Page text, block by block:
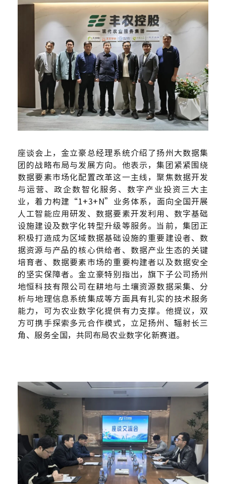
座谈会上，金立豪总经理系统介绍了扬州大数据集
团的战略布局与发展方向。他表示，集团紧紧围绕
数据要素市场化配置改革这一主线，聚焦数据开发
与运营、政企数智化服务、数字产业投资三大主
业，着力构建
“1+3+N”业务体系，面向全国开展
人工智能应用研发、数据要素开发利用、数字基础
设施建设及数字化转型升级等服务。当前，集团正
积极打造成为区域数据基础设施的重要建设者、数
据资源与产品的核心供给者、数据产业生态的关键
培育者、数据要素市场的重要构建者以及数据安全
的坚实保障者。金立豪特别指出，旗下子公司扬州
地恒科技有限公司在耕地与土壤资源数据采集、分
析与地理信息系统集成等方面具有扎实的技术服务
能力，可为农业数字化提供有力支撑。他提议，双
方可携手探索多元合作模式，立足扬州、辐射长三
角、服务全国，共同布局农业数字化新赛道。